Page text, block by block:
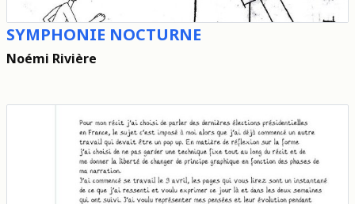
SYMPHONIE NOCTURNE
Noémi Rivière